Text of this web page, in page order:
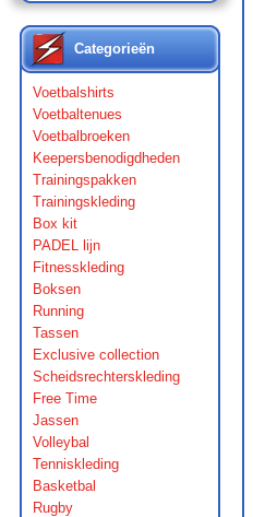
Categorieën
Voetbalshirts
Voetbaltenues
Voetbalbroeken
Keepersbenodigdheden
Trainingspakken
Trainingskleding
Box kit
PADEL lijn
Fitnesskleding
Boksen
Running
Tassen
Exclusive collection
Scheidsrechterskleding
Free Time
Jassen
Volleybal
Tenniskleding
Basketbal
Rugby